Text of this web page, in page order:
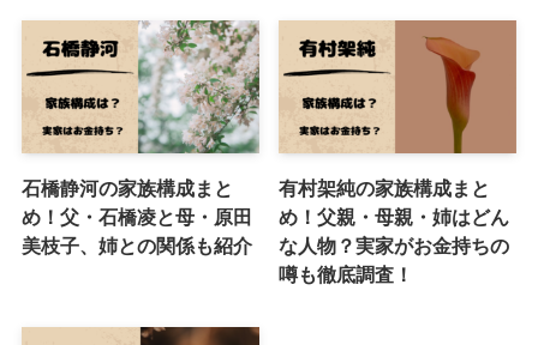
石橋静河の家族構成まと
め！父・石橋凌と母・原田
美枝子、姉との関係も紹介
有村架純の家族構成まと
め！父親・母親・姉はどん
な人物？実家がお金持ちの
噂も徹底調査！